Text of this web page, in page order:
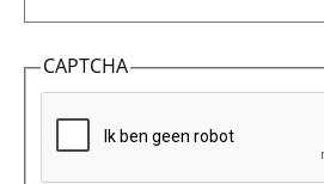
CAPTCHA